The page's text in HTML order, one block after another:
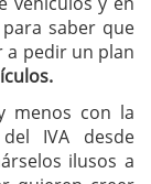
saber que
a pedir un plan
menos con la
IVA desde
ilusos a